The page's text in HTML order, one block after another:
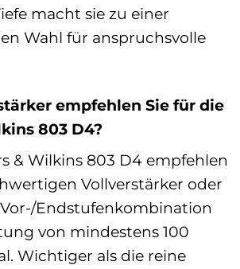
macht sie zu einer
Wahl für anspruchsvolle
empfehlen Sie für die
803 D4?
& Wilkins 803 D4 empfehlen
Vollverstärker oder
Endstufenkombination
von mindestens 100
Wichtiger als die reine